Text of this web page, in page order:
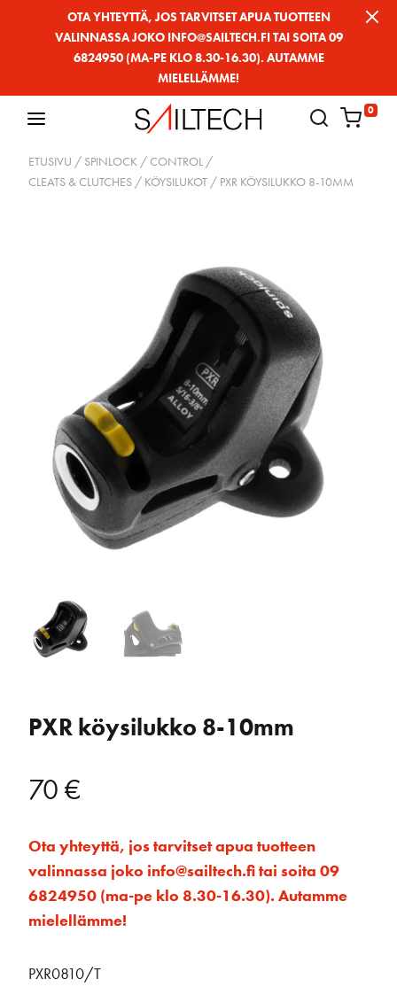
OTA YHTEYTTÄ, JOS TARVITSET APUA TUOTTEEN
VALINNASSA JOKO INFO@SAILTECH.FI TAI SOITA 09
6824950 (MA-PE KLO 8.30-16.30). AUTAMME
MIELELLÄMME!
0
ETUSIVU / SPINLOCK /CONTROL /
CLEATS & CLUTCHES / KÖYSILUKOT / PXR KÖYSILUKKO 8-10MM
PXR köysilukko 8-10mm
70€
Ota yhteyttä, jos tarvitset apua tuotteen
valinnassa joko info@sailtech.fi tai soita 09
6824950 (ma-pe klo 8.30-16.30). Autamme
mielellämme!
PXR0810/T